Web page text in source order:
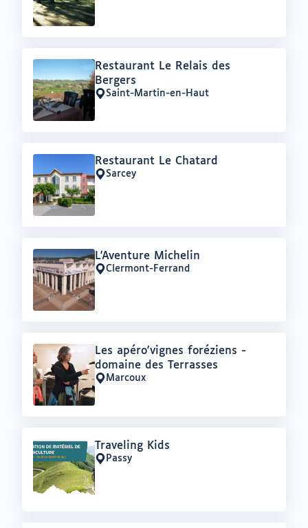
Offre
Restaurant Le Relais des
Bergers
Lieu
:
Saint-Martin-en-Haut
Offre
:
Restaurant Le Chatard
Lieu
:
Sarcey
Offre
:
L'Aventure Michelin
Lieu
:
Clermont-Ferrand
Offre
:
Les apéro'vignes foréziens -
domaine des Terrasses
Lieu
:
Marcoux
Offre
:
Traveling Kids
Lieu
:
Passy